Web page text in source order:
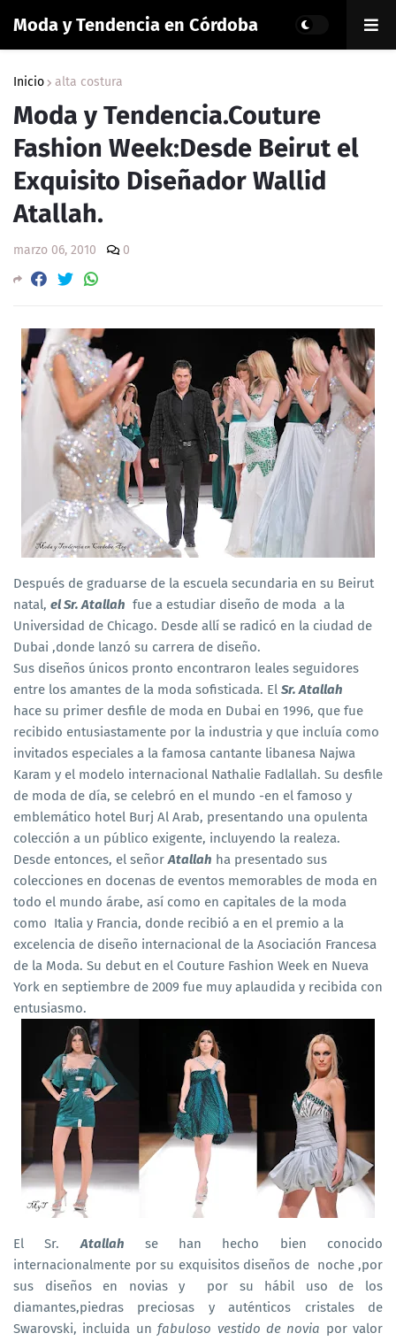
Moda y Tendencia en Córdoba
Inicio alta costura
Moda y Tendencia.Couture
Fashion Week:Desde Beirut el
Exquisito Diseñador Wallid
Atallah.
marzo 06, 2010 0
Después de graduarse de la escuela secundaria en su Beirut
natal, el Sr. Atallah fue a estudiar diseño de moda a la
Universidad de Chicago. Desde allí se radicó en la ciudad de
Dubai ,donde lanzó su carrera de diseño.
Sus diseños únicos pronto encontraron leales seguidores
entre los amantes de la moda sofisticada. El Sr. Atallah
hace su primer desfile de moda en Dubai en 1996, que fue
recibido entusiastamente por la industria y que incluía como
invitados especiales a la famosa cantante libanesa Najwa
Karam y el modelo internacional Nathalie Fadlallah. Su desfile
de moda de día, se celebró en el mundo -en el famoso y
emblemático hotel Burj Al Arab, presentando una opulenta
colección a un público exigente, incluyendo la realeza.
Desde entonces, el señorAtallah ha presentado sus
colecciones en docenas de eventos memorables de moda en
todo el mundo árabe, así como en capitales de la moda
como Italia y Francia, donde recibió a en el premio a la
excelencia de diseño internacional de la Asociación Francesa
de la Moda. Su debut en el Couture Fashion Week en Nueva
York en septiembre de 2009 fue muy aplaudida y recibida con
entusiasmo.
El Sr.Atallah se han hecho bien conocido
internacionalmente por su exquisitos diseños de noche ,por
sus diseños en novias y por su hábil uso de los
diamantes,piedras preciosas y auténticos cristales de
Swarovski, incluida unfabuloso vestido de novia por valor